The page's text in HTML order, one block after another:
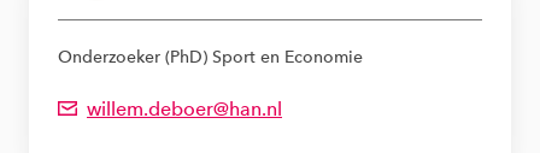
Onderzoeker (PhD) Sport en Economie
willem.deboer@han.nl
Emailadres van Willem de Boer